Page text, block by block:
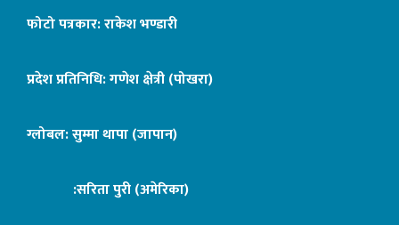
फोटो पत्रकार: राकेश भण्डारी
प्रदेश प्रतिनिधि: गणेश क्षेत्री (पोखरा)
ग्लोबल: सुम्मा थापा (जापान)
:सरिता पुरी (अमेरिका)